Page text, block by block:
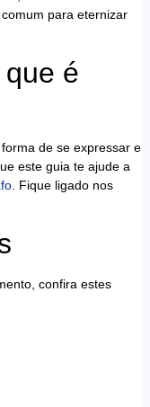
comum para eternizar
é
de se expressar e
este guia te ajude a
. Fique ligado nos
confira estes